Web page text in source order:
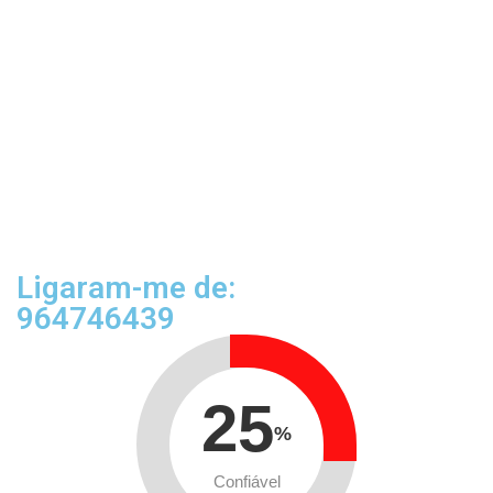
Ligaram-me de:
964746439
25%
Confiável